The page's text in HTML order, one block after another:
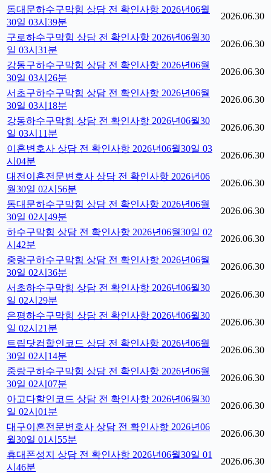
동대문하수구막힘 상담 전 확인사항 2026년06월
30일 03시39분
2026.06.30
구로하수구막힘 상담 전 확인사항 2026년06월30
일 03시31분
2026.06.30
강동구하수구막힘 상담 전 확인사항 2026년06월
30일 03시26분
2026.06.30
서초구하수구막힘 상담 전 확인사항 2026년06월
30일 03시18분
2026.06.30
강동하수구막힘 상담 전 확인사항 2026년06월30
일 03시11분
2026.06.30
이혼변호사 상담 전 확인사항 2026년06월30일 03
시04분
2026.06.30
대전이혼전문변호사 상담 전 확인사항 2026년06
월30일 02시56분
2026.06.30
동대문하수구막힘 상담 전 확인사항 2026년06월
30일 02시49분
2026.06.30
하수구막힘 상담 전 확인사항 2026년06월30일 02
시42분
2026.06.30
중랑구하수구막힘 상담 전 확인사항 2026년06월
30일 02시36분
2026.06.30
서초하수구막힘 상담 전 확인사항 2026년06월30
일 02시29분
2026.06.30
은평하수구막힘 상담 전 확인사항 2026년06월30
일 02시21분
2026.06.30
트립닷컴할인코드 상담 전 확인사항 2026년06월
30일 02시14분
2026.06.30
중랑구하수구막힘 상담 전 확인사항 2026년06월
30일 02시07분
2026.06.30
아고다할인코드 상담 전 확인사항 2026년06월30
일 02시01분
2026.06.30
대구이혼전문변호사 상담 전 확인사항 2026년06
월30일 01시55분
2026.06.30
휴대폰성지 상담 전 확인사항 2026년06월30일 01
시46분
2026.06.30